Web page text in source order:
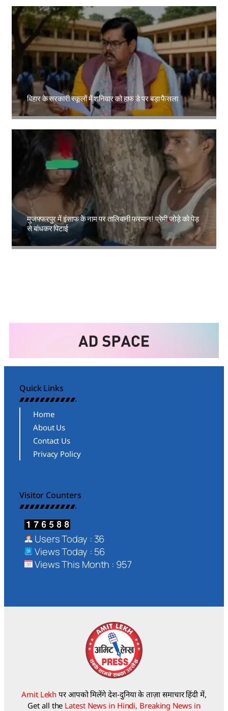
बिहार के सरकारी स्कूलों में शनिवार को हाफ डे पर बड़ा फैसला
Amit Lekh
मुजफ्फरपुर में इंसाफ के नाम पर तालिबानी फरमान! प्रेमी जोड़े को पेड़
से बांधकर पिटाई
Amit Lekh
Quick Links
Home
About Us
Contact Us
Privacy Policy
Visitor Counters
Users Today : 36
Views Today : 56
Views This Month : 957
Amit Lekh पर आपको मिलेंगे देश-दुनिया के ताज़ा समाचार हिंदी में,
Get all the Latest News in Hindi, Breaking News in